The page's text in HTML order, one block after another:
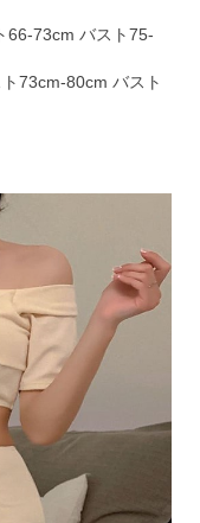
66-73cm バスト75-
73cm-80cm バスト